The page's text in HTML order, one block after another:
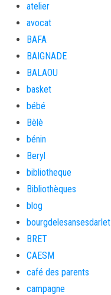
atelier
avocat
BAFA
BAIGNADE
BALAOU
basket
bébé
Bèlè
bénin
Beryl
bibliotheque
Bibliothèques
blog
bourgdelesansesdarlet
BRET
CAESM
café des parents
campagne